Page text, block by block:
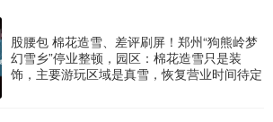
股腰包 棉花造雪、差评刷屏！郑州“狗熊岭梦
幻雪乡”停业整顿，园区：棉花造雪只是装
饰，主要游玩区域是真雪，恢复营业时间待定